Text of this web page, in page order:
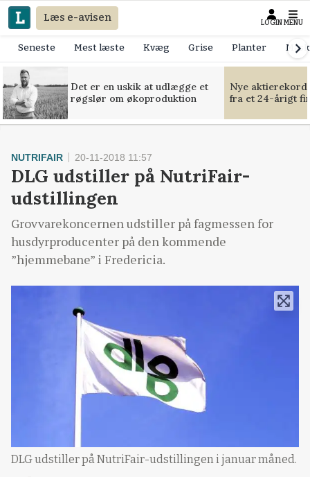
Læs e-avisen LOGIN MENU
Seneste Mest læste Kvæg Grise Planter
Det er en uskik at udlægge et
røgslør om økoproduktion
Nye
fra et 24-årigt
NUTRIFAIR 20-11-2018 11:57
DLG udstiller på NutriFair-
udstillingen
Grovvarekoncernen udstiller på fagmessen for
husdyrproducenter på den kommende
”hjemmebane” i Fredericia.
DLG udstiller på NutriFair-udstillingen i januar måned.